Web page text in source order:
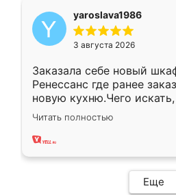
yaroslava1986
3 августа 2026
Заказала себе новый
Ренессанс где ранее
новую кухню.Чего
вполне довольна. Служит
два года, нареканий нет.
Читать полностью
Еще